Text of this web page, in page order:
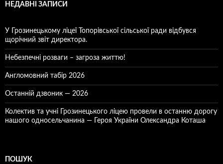
НЕДАВНІ ЗАПИСИ
У Грозинецькому ліцеї Топорівської сільської ради відбувся
щорічний звіт директора.
Небезпечні розваги – загроза життю!
Англомовний табір 2026
Останній дзвоник — 2026
Колектив та учні Грозинецького ліцею провели в останню дорогу
нашого односельчанина — Героя України Олександра Коташа
ПОШУК